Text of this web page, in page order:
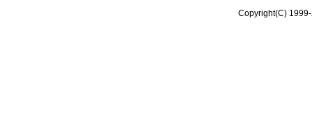
Copyright(C)